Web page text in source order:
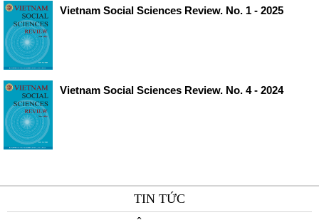
Vietnam Social Sciences Review. No. 1 - 2025
Vietnam Social Sciences Review. No. 4 - 2024
TIN TỨC